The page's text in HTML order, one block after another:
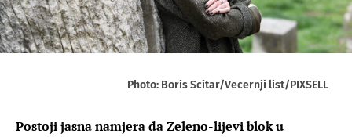
Photo: Boris Scitar/Vecernji list/PIXSELL
Postoji jasna namjera da Zeleno-lijevi blok u